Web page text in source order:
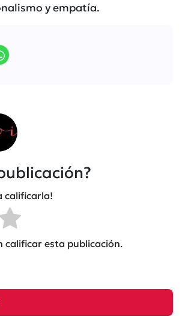
y empatía.
calificarla!
calificar esta publicación.